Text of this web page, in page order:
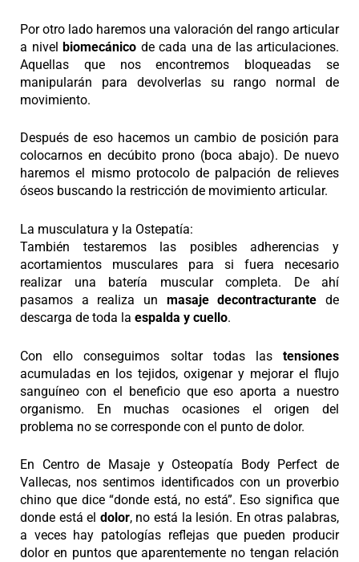
Por otro lado haremos una valoración del rango articular
a nivel biomecánico de cada una de las articulaciones.
Aquellas que nos encontremos bloqueadas se
manipularán para devolverlas su rango normal de
movimiento.
Después de eso hacemos un cambio de posición para
colocarnos en decúbito prono (boca abajo). De nuevo
haremos el mismo protocolo de palpación de relieves
óseos buscando la restricción de movimiento articular.
La musculatura y la Ostepatía:
También testaremos las posibles adherencias y
acortamientos musculares para si fuera necesario
realizar una batería muscular completa. De ahí
pasamos a realiza un masaje decontracturante de
descarga de toda la espalda y cuello.
Con ello conseguimos soltar todas las tensiones
acumuladas en los tejidos, oxigenar y mejorar el flujo
sanguíneo con el beneficio que eso aporta a nuestro
organismo. En muchas ocasiones el origen del
problema no se corresponde con el punto de dolor.
En Centro de Masaje y Osteopatía Body Perfect de
Vallecas, nos sentimos identificados con un proverbio
chino que dice “donde está, no está”. Eso significa que
donde está el dolor, no está la lesión. En otras palabras,
a veces hay patologías reflejas que pueden producir
dolor en puntos que aparentemente no tengan relación